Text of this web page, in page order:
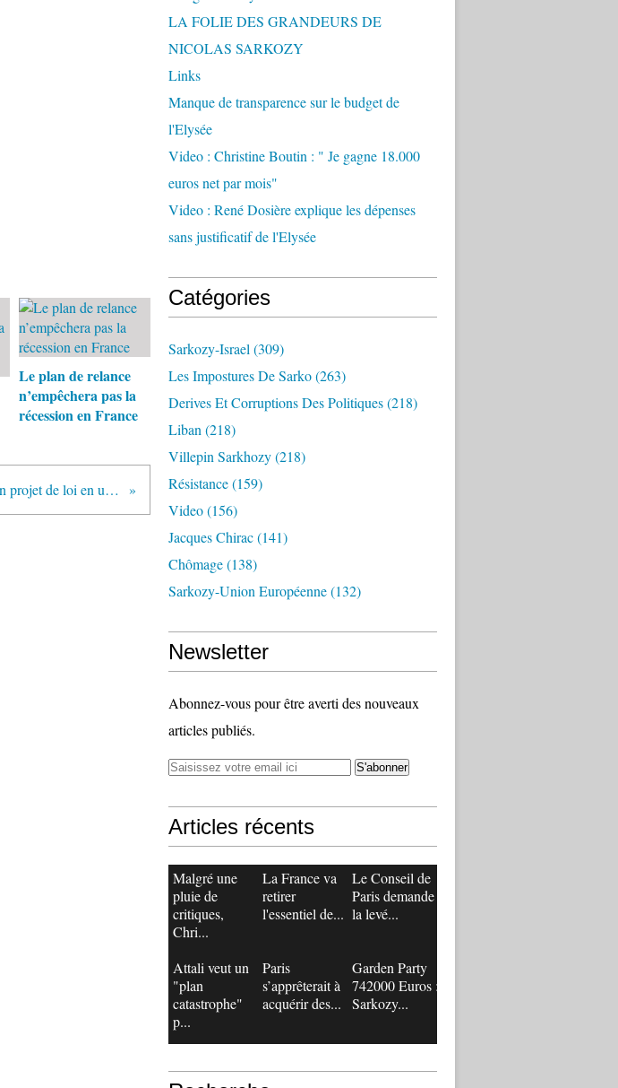
Le plan de relance
n’empêchera pas la
récession en France
La France va adopter un projet de loi en urgence pour refinancer ses banques
LA FOLIE DES GRANDEURS DE
NICOLAS SARKOZY
Links
Manque de transparence sur le budget de
l'Elysée
Video : Christine Boutin : " Je gagne 18.000
euros net par mois"
Video : René Dosière explique les dépenses
sans justificatif de l'Elysée
Catégories
Sarkozy-Israel (309)
Les Impostures De Sarko(263)
Derives Et Corruptions Des Politiques(218)
Liban (218)
Villepin Sarkhozy(218)
Résistance(159)
Video(156)
Jacques Chirac(141)
Chômage(138)
Sarkozy-Union Européenne(132)
Newsletter
Abonnez-vous pour être averti des nouveaux
articles publiés.
Articles récents
Malgré une
pluie de
critiques,
Chri...
La France va
retirer
l'essentiel de...
Le Conseil de
Paris demande
la levé...
Attali veut un
"plan
catastrophe"
p...
Paris
s’apprêterait à
acquérir des...
Garden Party
742000 Euros :
Sarkozy...